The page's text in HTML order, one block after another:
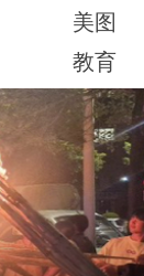
美图
教育